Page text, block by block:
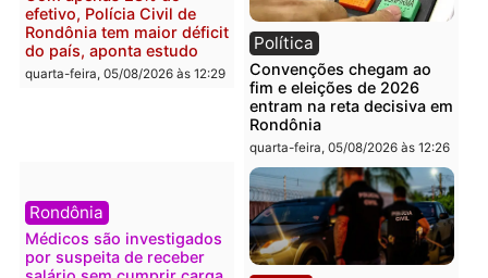
Confronto durante
operação termina com
foragido baleado e grande
apreensão de drogas
quarta-feira, 05/08/2026 às 12:42
Flávio Bolsonaro escolhe
Alfredo Gaspar para vice
em chapa pura do PL
quarta-feira, 05/08/2026 às
Polícia Política